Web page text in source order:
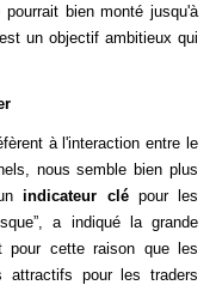
bien monté jusqu'à
un objectif ambitieux qui
à l'interaction entre le
nous semble bien plus
unindicateur clépour les
a indiqué la grande
pour cette raison que les
attractifs pour les traders